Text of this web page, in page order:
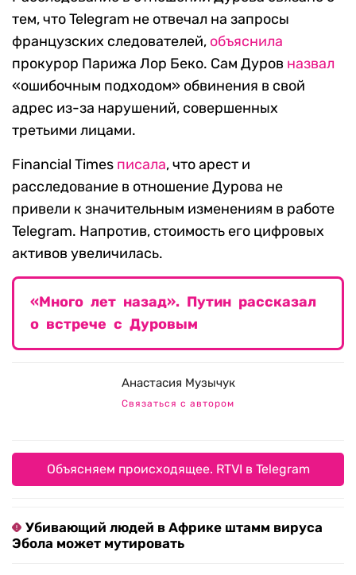
тем, что Telegram не отвечал на запросы
французских следователей, объяснила
прокурор Парижа Лор Беко. Сам Дуров назвал
«ошибочным подходом» обвинения в свой
адрес из-за нарушений, совершенных
третьими лицами.
Financial Times писала, что арест и
расследование в отношение Дурова не
привели к значительным изменениям в работе
Telegram. Напротив, стоимость его цифровых
активов увеличилась.
«Много лет назад». Путин рассказал
о встрече с Дуровым
Анастасия Музычук
Связаться с автором
Объясняем происходящее. RTVI в Telegram
Убивающий людей в Африке штамм вируса
Эбола может мутировать